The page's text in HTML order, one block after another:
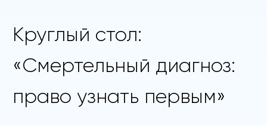
Круглый стол:
«Смертельный диагноз:
право узнать первым»